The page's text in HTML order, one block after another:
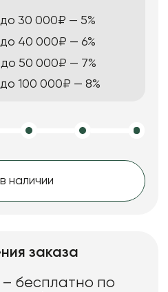
30 000₽ — 5%
40 000₽ — 6%
50 000₽ — 7%
100 000₽ — 8%
наличии
заказа
– бесплатно по